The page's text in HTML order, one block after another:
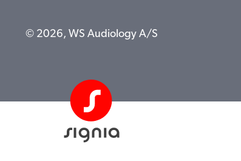
© 2026, WS Audiology A/S